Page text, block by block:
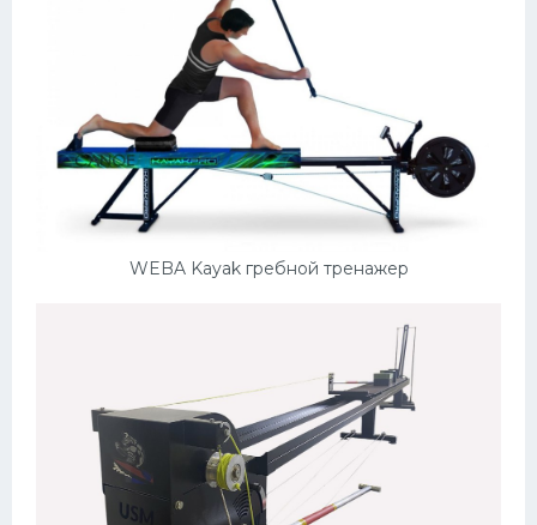
WEBA Kayak гребной тренажер